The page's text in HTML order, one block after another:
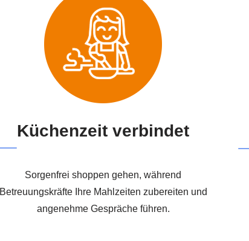
Küchenzeit verbindet
Sorgenfrei shoppen gehen, während
Betreuungskräfte Ihre Mahlzeiten zubereiten und
angenehme Gespräche führen.